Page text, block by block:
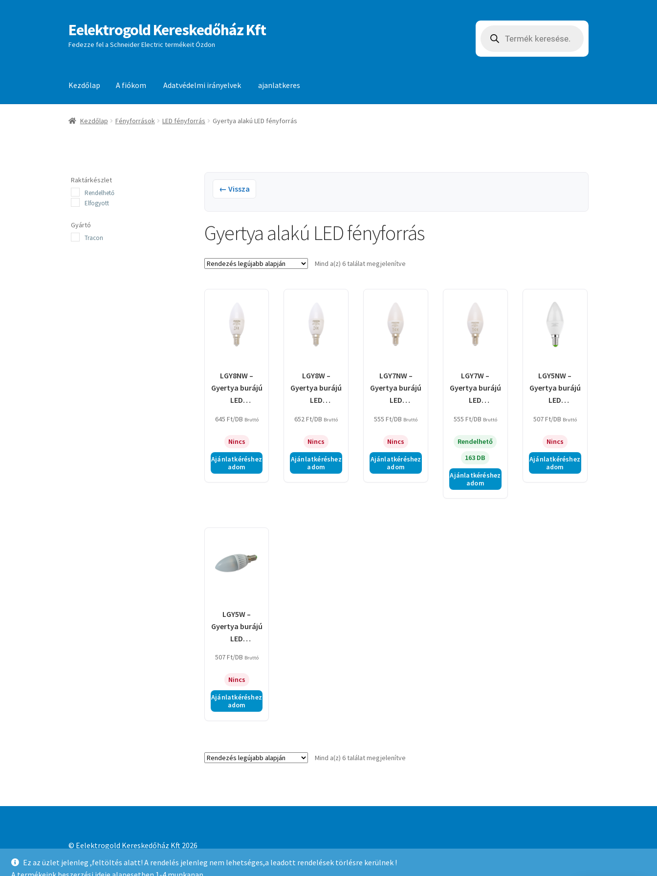
Ez az üzlet jelenleg ,feltöltés alatt! A rendelés jelenleg nem lehetséges,a leadott rendelések törlésre kerülnek !
Ugrás
a
navigációhoz
Kilépés
a
tartalomba
Eelektrogold Kereskedőház Kft
Fedezze fel a Schneider Electric termékeit Ózdon
search
Kezdőlap A fiókom Adatvédelmi irányelvek ajanlatkeres
Kezdőlap A fiókom Adatvédelmi irányelvek ajanlatkeres
Kezdőlap Fényforrások LED fényforrás Gyertya alakú LED fényforrás
← Vissza
Gyertya alakú LED fényforrás
Mind a(z) 6 találat megjelenítveSorted
LGY8NW –
Gyertya burájú
LED
tejüveg
645 Ft/DB Bruttó
Nincs
Ajánlatkéréshez
adom
LGY8W –
Gyertya burájú
LED
tejüveg
652Ft/DB Bruttó
Nincs
Ajánlatkéréshez
adom
LGY7NW –
Gyertya burájú
LED
tejüveg
555Ft/DB Bruttó
Nincs
Ajánlatkéréshez
adom
LGY7W –
Gyertya burájú
LED
tejüveg
555 Ft/DB Bruttó
Rendelhető
163 DB
Ajánlatkéréshez
adom
LGY5NW –
Gyertya burájú
LED
tejüveg
507Ft/DB Bruttó
Nincs
Ajánlatkéréshez
adom
LGY5W –
Gyertya burájú
LED
tejüveg
507Ft/DB Bruttó
Nincs
Ajánlatkéréshez
adom
Mind a(z) 6 találat megjelenítveSorted
Raktárkészlet
Rendelhető
Elfogyott
Gyártó
Tracon
© Eelektrogold Kereskedőház Kft 2026
Adatvédelmi irányelvek
Built with WooCommerce